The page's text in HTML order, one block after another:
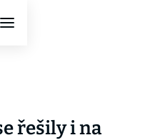
řešily i na